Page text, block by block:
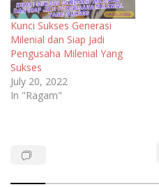
Kunci Sukses Generasi
Milenial dan Siap Jadi
Pengusaha Milenial Yang
Sukses
July 20, 2022
In "Ragam"
Bisnis